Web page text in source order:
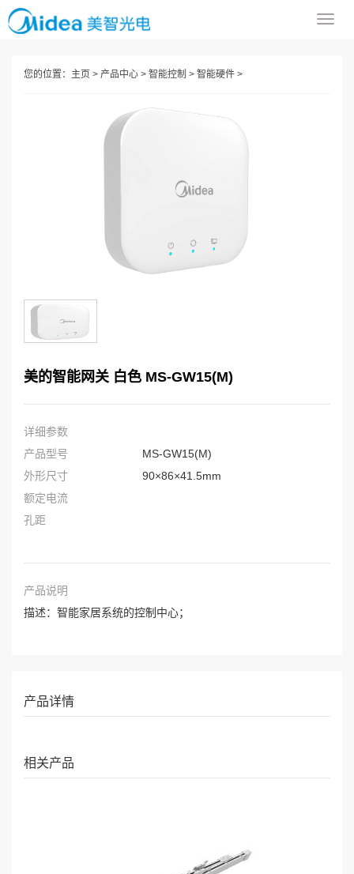
导
您的位置： 主页 > 产品中心 > 智能控制 > 智能硬件 >
美的智能网关 白色 MS-GW15(M)
详细参数
产品型号
MS-GW15(M)
外形尺寸
90×86×41.5mm
额定电流
孔距
产品说明
描述：智能家居系统的控制中心；
产品详情
相关产品